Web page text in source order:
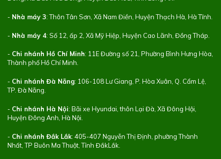
- Nhà máy 3: Thôn Tân Sơn, Xã Nam Điền, Huyện Thạch Hà, Hà Tĩnh.
- Nhà máy 4: Số 12, ấp 2, Xã Mỹ Hiệp, Huyện Cao Lãnh, Đồng Tháp.
- Chi nhánh Hồ Chí Minh: 11E Đường số 21, Phường Bình Hưng Hòa,
Thành phố Hồ Chí Minh.
- Chi nhánh Đà Nẵng: 106-108 Lư Giang, P. Hòa Xuân, Q. Cẩm Lệ,
TP. Đà Nẵng.
- Chi nhánh Hà Nội: Bãi xe Hyundai, thôn Lại Đà, Xã Đông Hội,
Huyện Đông Anh, Hà Nội.
- Chi nhánh Đắk Lắk: 405-407 Nguyễn Thị Định, phường Thành
Nhất, TP Buôn Ma Thuột, Tỉnh ĐắkLắk.